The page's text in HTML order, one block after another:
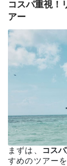
コスパ重視！
アー
まずは、 コス
すめのツアー